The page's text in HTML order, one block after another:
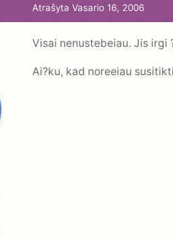
Atrašyta Vasario 16, 2006
Visai nenustebeiau. Jis irgi
Ai?ku, kad noreeiau